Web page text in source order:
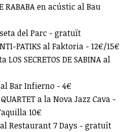
RABABA en acústic al Bau
del Parc - gratuït
PATIKS al Faktoria - 12€/15€
SECRETOS DE SABINA al
al Bar Infierno - 4€
a la Nova Jazz Cava -
10€
al Restaurant 7 Days - gratuït